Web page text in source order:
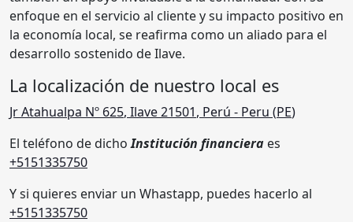
enfoque en el servicio al cliente y su impacto positivo en
la economía local, se reafirma como un aliado para el
desarrollo sostenido de Ilave.
La localización de nuestro local es
Jr Atahualpa Nº 625, Ilave 21501, Perú - Peru (PE)
El teléfono de dichoInstitución financiera es
+5151335750
Y si quieres enviar un Whastapp, puedes hacerlo al
+5151335750